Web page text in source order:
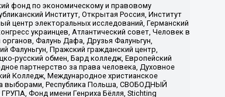
фонд по экономическому и правовому
Институт, Открытая Россия, Институт
центр электоральных исследований, Германский
украинцев, Атлантический совет, Человек в
Фалунь Дафа, Друзья Фалуньгун,
Фалуньгун, Пражский гражданский центр,
русский обмен, Бард колледж, Европейский
партнерство за права человека, Духовное
Колледж, Международное христианское
выборами, Республика Польша, СВОБОДНЫЙ
Фонд имени Генриха Бёлля, Stichting